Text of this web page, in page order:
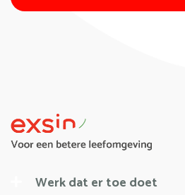
Werk dat er toe doet